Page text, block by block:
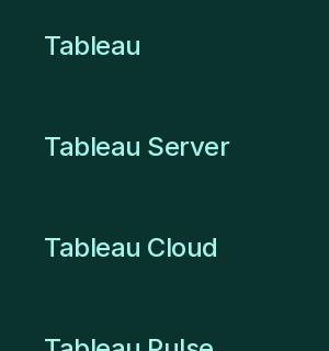
Tableau
Tableau Server
Tableau Cloud